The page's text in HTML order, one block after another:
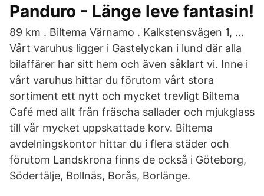
Panduro - Länge leve fantasin!
89 km . Biltema Värnamo . Kalkstensvägen 1, …
Vårt varuhus ligger i Gastelyckan i lund där alla
bilaffärer har sitt hem och även såklart vi. Inne i
vårt varuhus hittar du förutom vårt stora
sortiment ett nytt och mycket trevligt Biltema
Café med allt från fräscha sallader och mjukglass
till vår mycket uppskattade korv. Biltema
avdelningskontor hittar du i flera städer och
förutom Landskrona finns de också i Göteborg,
Södertälje, Bollnäs, Borås, Borlänge.